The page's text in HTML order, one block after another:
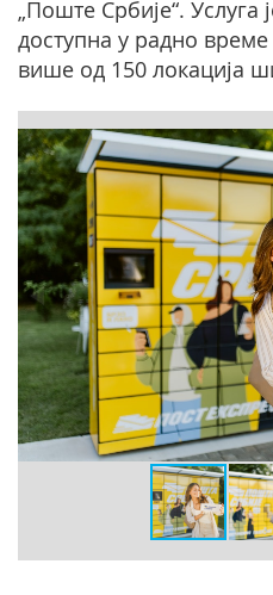
„Поште Србије“. Услуга
доступна у радно
више од 150 локација